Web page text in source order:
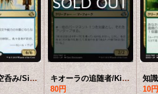
シミックの空呑み/Simic Sky Swallower 【日本語版】 [EVK-金R]
キオーラの追随者/Kiora's Follower 【日本語版】 [EVK-金U]
80円
10円